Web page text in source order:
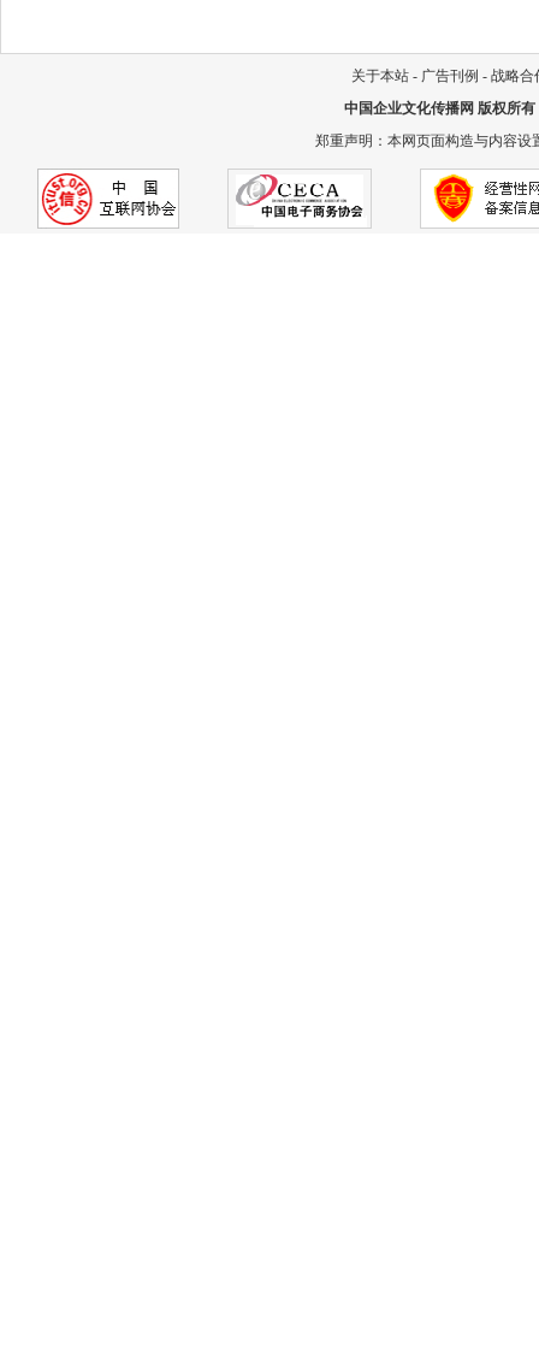
关于本站 - 广告刊例 - 战略合
中国企业文化传播网 版权所有
郑重声明：本网页面构造与内容